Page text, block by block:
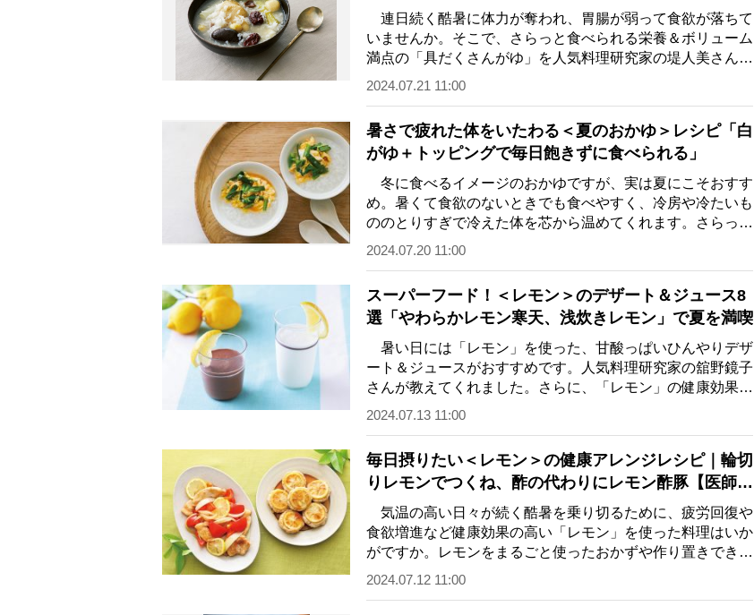
連日続く酷暑に体力が奪われ、胃腸が弱って食欲が落ちて
いませんか。そこで、さらっと食べられる栄養＆ボリューム
満点の「具だくさんがゆ」を人気料理研究家の堤人美さんが
教えてくれました。お米を具材ごと炊く…
2024.07.21 11:00
暑さで疲れた体をいたわる＜夏のおかゆ＞レシピ「白
がゆ＋トッピングで毎日飽きずに食べられる」
冬に食べるイメージのおかゆですが、実は夏にこそおすす
め。暑くて食欲のないときでも食べやすく、冷房や冷たいも
ののとりすぎで冷えた体を芯から温めてくれます。さらっと
食べられて、旬の食材も楽しめる夏向き…
2024.07.20 11:00
スーパーフード！＜レモン＞のデザート＆ジュース8
選「やわらかレモン寒天、浅炊きレモン」で夏を満喫
暑い日には「レモン」を使った、甘酸っぱいひんやりデザ
ート＆ジュースがおすすめです。人気料理研究家の舘野鏡子
さんが教えてくれました。さらに、「レモン」の健康効果を
医師・石原新菜さんが解説。「血圧・血…
2024.07.13 11:00
毎日摂りたい＜レモン＞の健康アレンジレシピ｜輪切
りレモンでつくね、酢の代わりにレモン酢豚【医師監
修】
気温の高い日々が続く酷暑を乗り切るために、疲労回復や
食欲増進など健康効果の高い「レモン」を使った料理はいか
がですか。レモンをまるごと使ったおかずや作り置きできる
ドレッシングのレシピを紹介します。さ…
2024.07.12 11:00